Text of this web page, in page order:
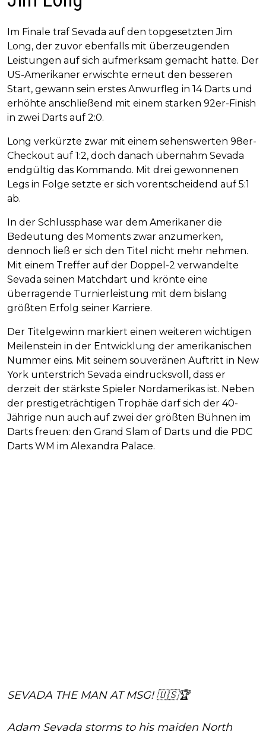
Im Finale traf Sevada auf den topgesetzten Jim
Long, der zuvor ebenfalls mit überzeugenden
Leistungen auf sich aufmerksam gemacht hatte. Der
US-Amerikaner erwischte erneut den besseren
Start, gewann sein erstes Anwurfleg in 14 Darts und
erhöhte anschließend mit einem starken 92er-Finish
in zwei Darts auf 2:0.
Long verkürzte zwar mit einem sehenswerten 98er-
Checkout auf 1:2, doch danach übernahm Sevada
endgültig das Kommando. Mit drei gewonnenen
Legs in Folge setzte er sich vorentscheidend auf 5:1
ab.
In der Schlussphase war dem Amerikaner die
Bedeutung des Moments zwar anzumerken,
dennoch ließ er sich den Titel nicht mehr nehmen.
Mit einem Treffer auf der Doppel-2 verwandelte
Sevada seinen Matchdart und krönte eine
überragende Turnierleistung mit dem bislang
größten Erfolg seiner Karriere.
Der Titelgewinn markiert einen weiteren wichtigen
Meilenstein in der Entwicklung der amerikanischen
Nummer eins. Mit seinem souveränen Auftritt in New
York unterstrich Sevada eindrucksvoll, dass er
derzeit der stärkste Spieler Nordamerikas ist. Neben
der prestigeträchtigen Trophäe darf sich der 40-
Jährige nun auch auf zwei der größten Bühnen im
Darts freuen: den Grand Slam of Darts und die PDC
Darts WM im Alexandra Palace.
SEVADA THE MAN AT MSG! 🇺🇸🏆
Adam Sevada storms to his maiden North